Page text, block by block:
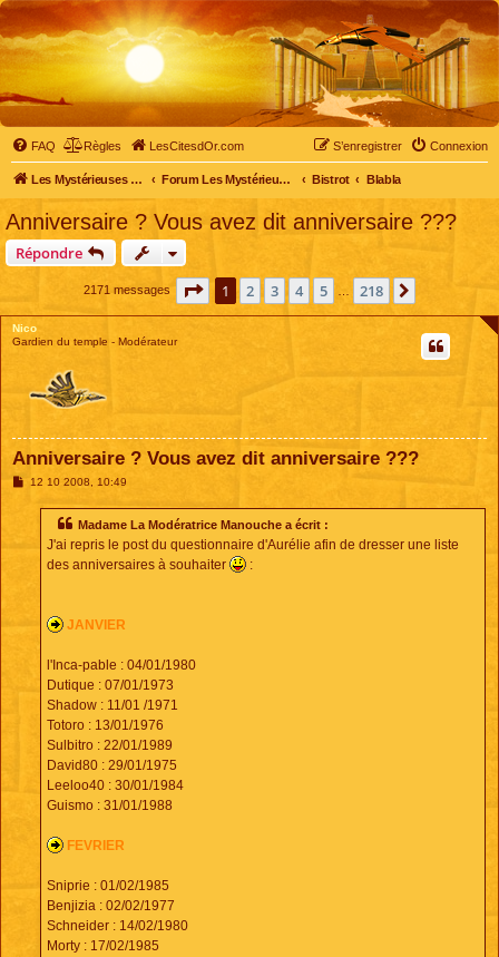
FAQ Règles LesCitesdOr.com Connexion
S’enregistrer
Les Mystérieuses Cités d'Or - LesCitesdOr.com Forum Les Mystérieuses Cités d'Or Bistrot Blabla
Anniversaire ? Vous avez dit anniversaire ???
Répondre
2171 messages Page 1sur218
1 2 3 4 5 218
Nico
Gardien du temple - Modérateur
Anniversaire ? Vous avez dit anniversaire ???
M12 10 2008, 10:49
Madame La Modératrice Manouche a écrit :
J'ai repris le post du questionnaire d'Aurélie afin de dresser une liste
des anniversaires à souhaiter
:
JANVIER
l'Inca-pable : 04/01/1980
Dutique : 07/01/1973
Shadow : 11/01 /1971
Totoro : 13/01/1976
Sulbitro : 22/01/1989
David80 : 29/01/1975
Leeloo40 : 30/01/1984
Guismo : 31/01/1988
FEVRIER
Sniprie : 01/02/1985
Benjizia : 02/02/1977
Schneider : 14/02/1980
Morty : 17/02/1985